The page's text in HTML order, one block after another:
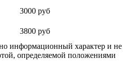
3000 руб
3800 руб
информационный характер и не
определяемой положениями